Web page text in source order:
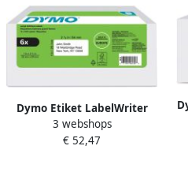
Dymo Etiket LabelWriter
adressering 25x54mm 6
rollen Ã¡ 500 stuks wit
3 webshops
€ 52,47